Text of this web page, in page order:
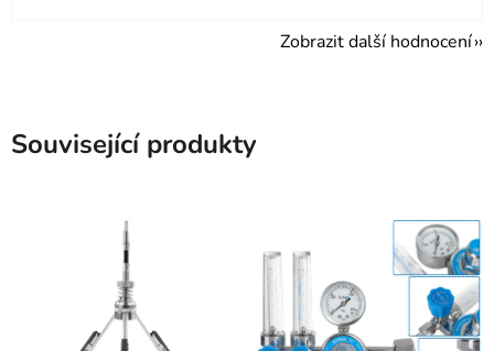
Zobrazit další hodnocení
Související produkty